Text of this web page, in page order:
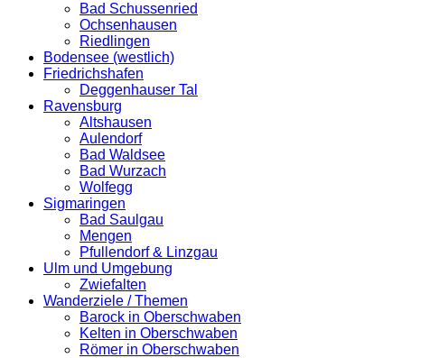
Bad Schussenried
Ochsenhausen
Riedlingen
Bodensee (westlich)
Friedrichshafen
Deggenhauser Tal
Ravensburg
Altshausen
Aulendorf
Bad Waldsee
Bad Wurzach
Wolfegg
Sigmaringen
Bad Saulgau
Mengen
Pfullendorf & Linzgau
Ulm und Umgebung
Zwiefalten
Wanderziele / Themen
Barock in Oberschwaben
Kelten in Oberschwaben
Römer in Oberschwaben